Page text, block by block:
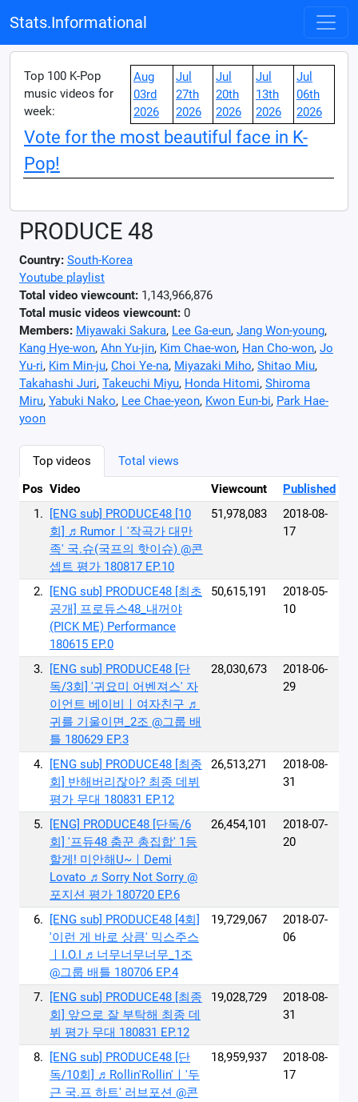
Stats.Informational
Top 100 K-Pop
music videos for
week:
Aug
03rd
2026
Jul
27th
2026
Jul
20th
2026
Jul
13th
2026
Jul
06th
2026
Vote for the most beautiful face in K-
Pop!
PRODUCE 48
Country: South-Korea
Youtube playlist
Total video viewcount: 1,143,966,876
Total music videos viewcount: 0
Members: Miyawaki Sakura, Lee Ga-eun, Jang Won-young,
Kang Hye-won, Ahn Yu-jin, Kim Chae-won, Han Cho-won, Jo
Yu-ri, Kim Min-ju, Choi Ye-na, Miyazaki Miho, Shitao Miu,
Takahashi Juri, Takeuchi Miyu, Honda Hitomi, Shiroma
Miru, Yabuki Nako, Lee Chae-yeon, Kwon Eun-bi, Park Hae-
yoon
Top videos
Total views
Pos Video Viewcount
Published
1.
[ENG sub] PRODUCE48 [10
회] ♬Rumorㅣ′작곡가 대만
족′ 국.슈(국프의 핫이슈) @콘
셉트 평가 180817 EP.10
51,978,083
2018-08-
17
2.
[ENG sub] PRODUCE48 [최초
공개] 프로듀스48_내꺼야
(PICK ME) Performance
180615 EP.0
50,615,191
2018-05-
10
3.
[ENG sub] PRODUCE48 [단
독/3회] '귀요미 어벤져스' 자
이언트 베이비ㅣ여자친구 ♬
귀를 기울이면_2조 @그룹 배
틀 180629 EP.3
28,030,673
2018-06-
29
4.
[ENG sub] PRODUCE48 [최종
회] 반해버리잖아? 최종 데뷔
평가 무대 180831 EP.12
26,513,271
2018-08-
31
5.
[ENG] PRODUCE48 [단독/6
회] ′프듀48 춤꾼 총집합′ 1등
할게! 미안해U~ㅣDemi
Lovato ♬Sorry Not Sorry @
포지션 평가 180720 EP.6
26,454,101
2018-07-
20
6.
[ENG sub] PRODUCE48 [4회]
′이런 게 바로 상큼′ 믹스주스
ㅣI.O.I ♬너무너무너무_1조
@그룹 배틀 180706 EP.4
19,729,067
2018-07-
06
7.
[ENG sub] PRODUCE48 [최종
회] 앞으로 잘 부탁해 최종 데
뷔 평가 무대 180831 EP.12
19,028,729
2018-08-
31
8.
[ENG sub] PRODUCE48 [단
독/10회] ♬Rollin'Rollin'ㅣ'두
근 국.프 하트' 러브포션 @콘
18,959,937
2018-08-
17